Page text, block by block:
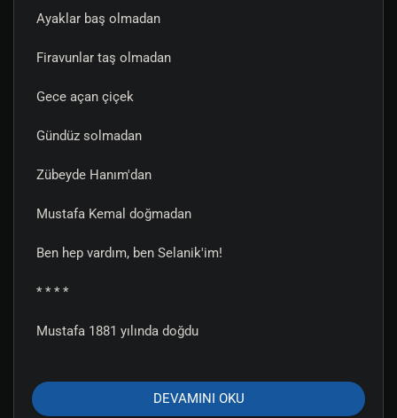
Ayaklar baş olmadan
Firavunlar taş olmadan
Gece açan çiçek
Gündüz solmadan
Zübeyde Hanım'dan
Mustafa Kemal doğmadan
Ben hep vardım, ben Selanik'im!
* * * *
Mustafa 1881 yılında doğdu
Mustafa Kemal Atatürk olacaktı
DEVAMINI OKU